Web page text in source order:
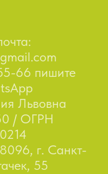
66 пишите
Львовна
/ ОГРН
г. Санкт-
55